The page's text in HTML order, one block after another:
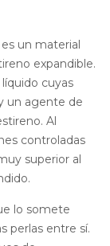
un material
expandible.
cuyas
un agente de
Al
controladas
superior al
lo somete
perlas entre sí.